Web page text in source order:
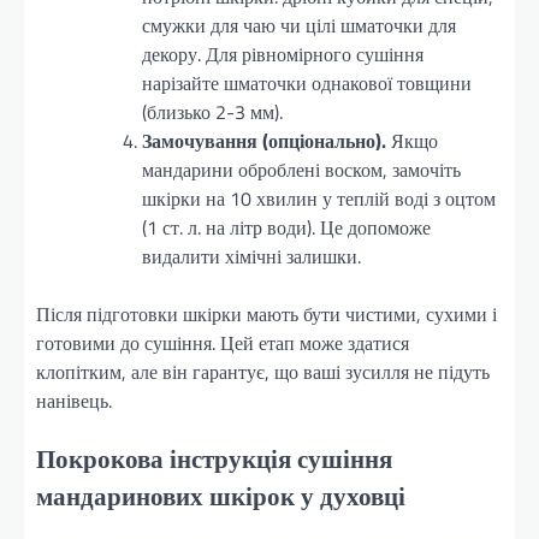
смужки для чаю чи цілі шматочки для
декору. Для рівномірного сушіння
нарізайте шматочки однакової товщини
(близько 2-3 мм).
Замочування (опціонально).Якщо
мандарини оброблені воском, замочіть
шкірки на 10 хвилин у теплій воді з оцтом
(1 ст. л. на літр води). Це допоможе
видалити хімічні залишки.
Після підготовки шкірки мають бути чистими, сухими і
готовими до сушіння. Цей етап може здатися
клопітким, але він гарантує, що ваші зусилля не підуть
нанівець.
Покрокова інструкція сушіння
мандаринових шкірок у духовці